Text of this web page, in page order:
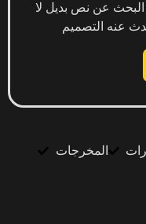
البحث عن نص بديل لا
المخرجات